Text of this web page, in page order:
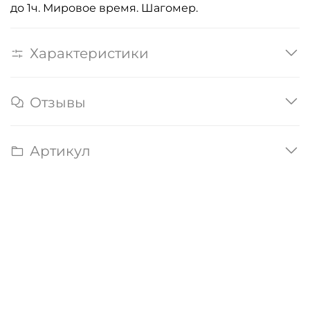
до 1ч. Мировое время. Шагомер.
Характеристики
Отзывы
Артикул